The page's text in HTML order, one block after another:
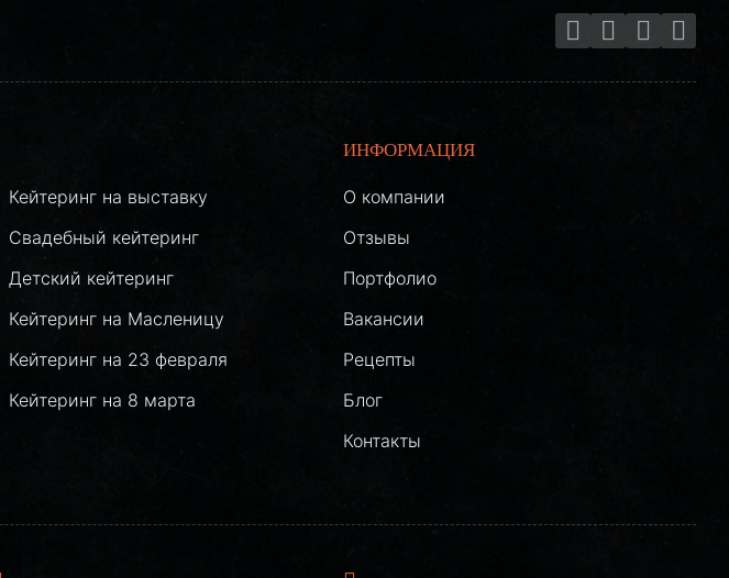
Кейтеринг на выставку
Свадебный кейтеринг
Детский кейтеринг
Кейтеринг на Масленицу
Кейтеринг на 23 февраля
Кейтеринг на 8 марта
ИНФОРМАЦИЯ
О компании
Отзывы
Портфолио
Вакансии
Рецепты
Блог
Контакты